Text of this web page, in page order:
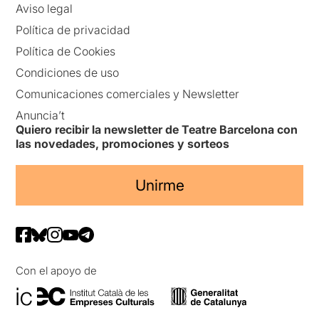
Aviso legal
Política de privacidad
Política de Cookies
Condiciones de uso
Comunicaciones comerciales y Newsletter
Anuncia’t
Quiero recibir la newsletter de Teatre Barcelona con
las novedades, promociones y sorteos
Unirme
Con el apoyo de